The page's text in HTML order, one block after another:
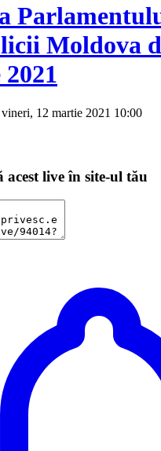
Moldova
vineri, 12 martie 2021 10:00
acest live în site-ul tău